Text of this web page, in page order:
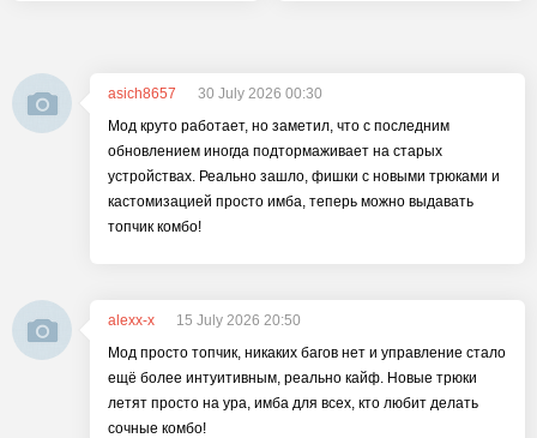
asich8657
30 July 2026 00:30
Мод круто работает, но заметил, что с последним
обновлением иногда подтормаживает на старых
устройствах. Реально зашло, фишки с новыми трюками и
кастомизацией просто имба, теперь можно выдавать
топчик комбо!
alexx-x
15 July 2026 20:50
Мод просто топчик, никаких багов нет и управление стало
ещё более интуитивным, реально кайф. Новые трюки
летят просто на ура, имба для всех, кто любит делать
сочные комбо!